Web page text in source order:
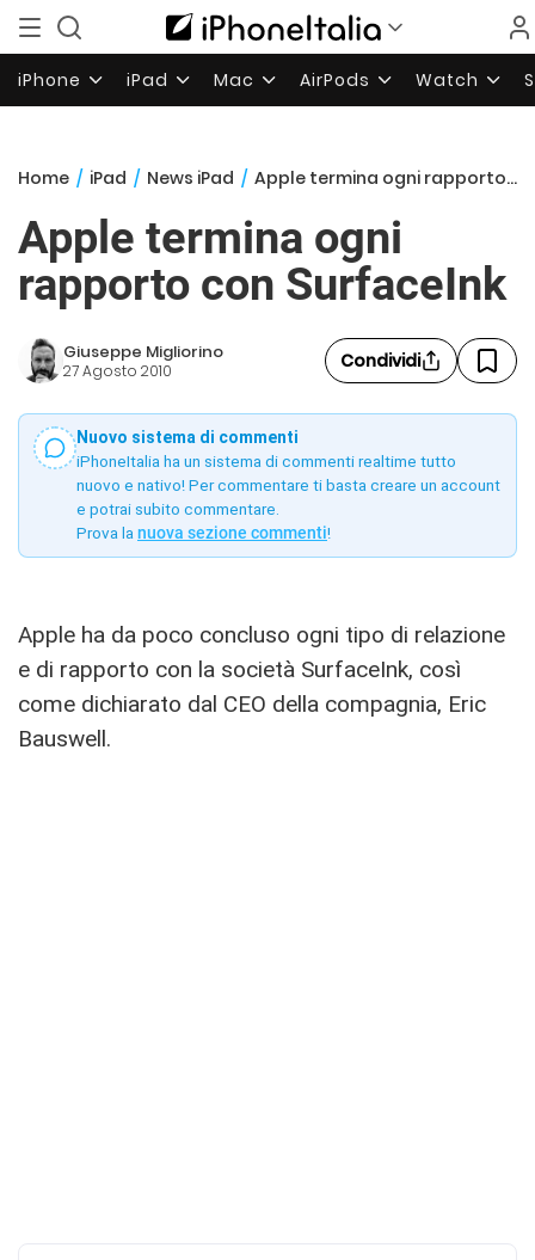
iPhone iPad Mac AirPods Watch
Home / iPad / News iPad / Apple termina ogni rapporto con SurfaceInk
Apple termina ogni
rapporto con SurfaceInk
Giuseppe Migliorino
27 Agosto 2010 Condividi
Nuovo sistema di commenti
iPhoneItalia ha un sistema di commenti realtime tutto
nuovo e nativo! Per commentare ti basta creare un account
e potrai subito commentare.
Prova la nuova sezione commenti!
Apple ha da poco concluso ogni tipo di relazione
e di rapporto con la società SurfaceInk, così
come dichiarato dal CEO della compagnia, Eric
Bauswell.